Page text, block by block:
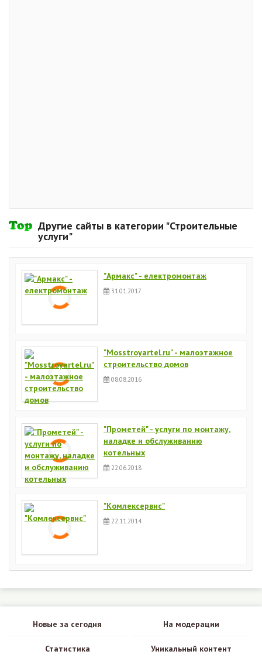
Другие сайты в категории "Строительные
услуги"
"Армакс" - електромонтаж
31.01.2017
"Mosstroyartel.ru" - малоэтажное
строительство домов
08.08.2016
"Прометей" - услуги по монтажу,
наладке и обслуживанию
котельных
22.06.2018
"Комлексервис"
22.11.2014
Новые за сегодня На модерации
Статистика Уникальный контент